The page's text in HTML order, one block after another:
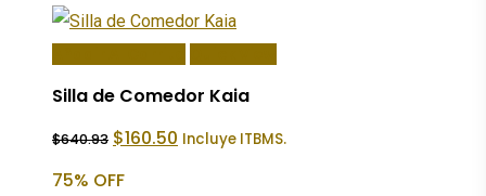
Silla de Comedor Kaia
$640.93 El
precio
era:
$160.50 El
precio
Incluye ITBMS.
75% OFF